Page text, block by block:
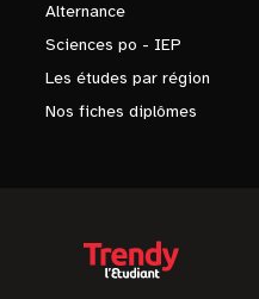
Alternance
Sciences po - IEP
Les études par région
Nos fiches diplômes